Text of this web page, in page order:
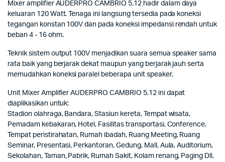
Mixer amplifier AUDERPRO CAMBRIO 5.12 hadir dalam daya
keluaran 120 Watt. Tenaga ini langsung tersedia pada koneksi
tegangan konstan 100V dan pada koneksi impedansi rendah untuk
beban 4 - 16 ohm.
Teknik sistem output 100V menjadikan suara semua speaker sama
rata baik yang berjarak dekat maupun yang berjarak jauh serta
memudahkan koneksi paralel beberapa unit speaker.
Unit Mixer Amplifier AUDERPRO CAMBRIO 5.12 ini dapat
diaplikasikan untuk:
Stadion olahraga, Bandara, Stasiun kereta, Tempat wisata,
Pemadam kebakaran, Hotel, Fasilitas transportasi, Conference,
Tempat peristirahatan, Rumah ibadah, Ruang Meeting, Ruang
Seminar, Presentasi, Perkantoran, Gedung, Mall, Aula, Auditorium,
Sekolahan, Taman, Pabrik, Rumah Sakit, Kolam renang, Paging Dll.